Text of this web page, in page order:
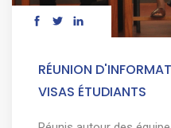
RÉUNION
VISAS ÉTUDIANTS